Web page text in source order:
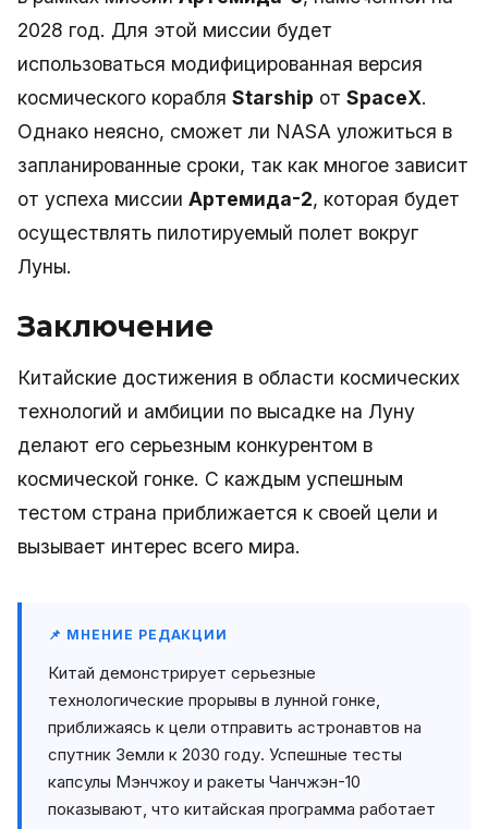
2028 год. Для этой миссии будет
использоваться модифицированная версия
космического корабля Starship от SpaceX.
Однако неясно, сможет ли NASA уложиться в
запланированные сроки, так как многое зависит
от успеха миссии Артемида-2, которая будет
осуществлять пилотируемый полет вокруг
Луны.
Заключение
Китайские достижения в области космических
технологий и амбиции по высадке на Луну
делают его серьезным конкурентом в
космической гонке. С каждым успешным
тестом страна приближается к своей цели и
вызывает интерес всего мира.
📌 МНЕНИЕ РЕДАКЦИИ
Китай демонстрирует серьезные
технологические прорывы в лунной гонке,
приближаясь к цели отправить астронавтов на
спутник Земли к 2030 году. Успешные тесты
капсулы Мэнчжоу и ракеты Чанчжэн-10
показывают, что китайская программа работает